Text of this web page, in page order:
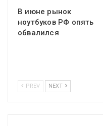
В июне рынок
ноутбуков РФ опять
обвалился
PREV NEXT